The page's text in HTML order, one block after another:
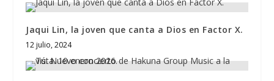
Jaqui Lin, la joven que canta a Dios en Factor X.
12 julio, 2024